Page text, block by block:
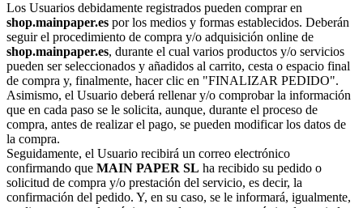
Los Usuarios debidamente registrados pueden comprar en
shop.mainpaper.es por los medios y formas establecidos. Deberán
seguir el procedimiento de compra y/o adquisición online de
shop.mainpaper.es, durante el cual varios productos y/o servicios
pueden ser seleccionados y añadidos al carrito, cesta o espacio final
de compra y, finalmente, hacer clic en "FINALIZAR PEDIDO".
Asimismo, el Usuario deberá rellenar y/o comprobar la información
que en cada paso se le solicita, aunque, durante el proceso de
compra, antes de realizar el pago, se pueden modificar los datos de
la compra.
Seguidamente, el Usuario recibirá un correo electrónico
confirmando que MAIN PAPER SL ha recibido su pedido o
solicitud de compra y/o prestación del servicio, es decir, la
confirmación del pedido. Y, en su caso, se le informará, igualmente,